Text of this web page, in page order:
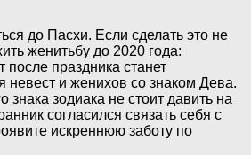
до Пасхи. Если сделать это не
женитьбу до 2020 года:
праздника станет
невест и женихов со знаком Дева.
знака зодиака не стоит давить на
согласился связать себя с
искреннюю заботу по